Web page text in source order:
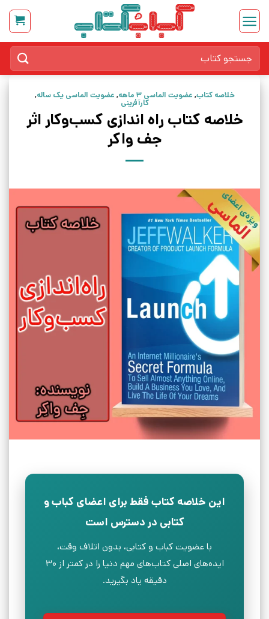
Skip
content
برای:
خلاصه کتاب, عضویت الماسی 3 ماهه , عضویت الماسی یک ساله,
کارآفرینی
خلاصه کتاب راه اندازی کسب‌وکار اثر
جف واکر
این خلاصه کتاب فقط برای اعضای کباب و
کتابی در دسترس است
با عضویت کباب و کتابی، بدون اتلاف وقت،
ایده‌های اصلی کتاب‌های مهم دنیا را در کمتر از ۳۰
دقیقه یاد بگیرید.